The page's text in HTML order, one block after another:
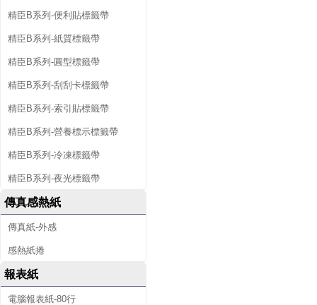
精臣B系列-便利貼標籤帶
精臣B系列-紙質標籤帶
精臣B系列-圓型標籤帶
精臣B系列-刮刮卡標籤帶
精臣B系列-索引貼標籤帶
精臣B系列-營養標示標籤帶
精臣B系列-冷凍標籤帶
精臣B系列-夜光標籤帶
傳真感熱紙
傳真紙-外感
感熱紙捲
報表紙
電腦報表紙-80行